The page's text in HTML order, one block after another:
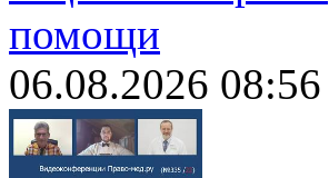
помощи
06.08.2026 08:56